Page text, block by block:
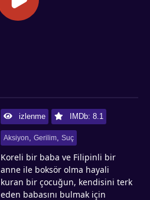
izlenme IMDb: 8.1
Aksiyon Gerilim Suç
Koreli bir baba ve Filipinli bir
anne ile boksör olma hayali
kuran bir çocuğun, kendisini terk
eden babasını bulmak için